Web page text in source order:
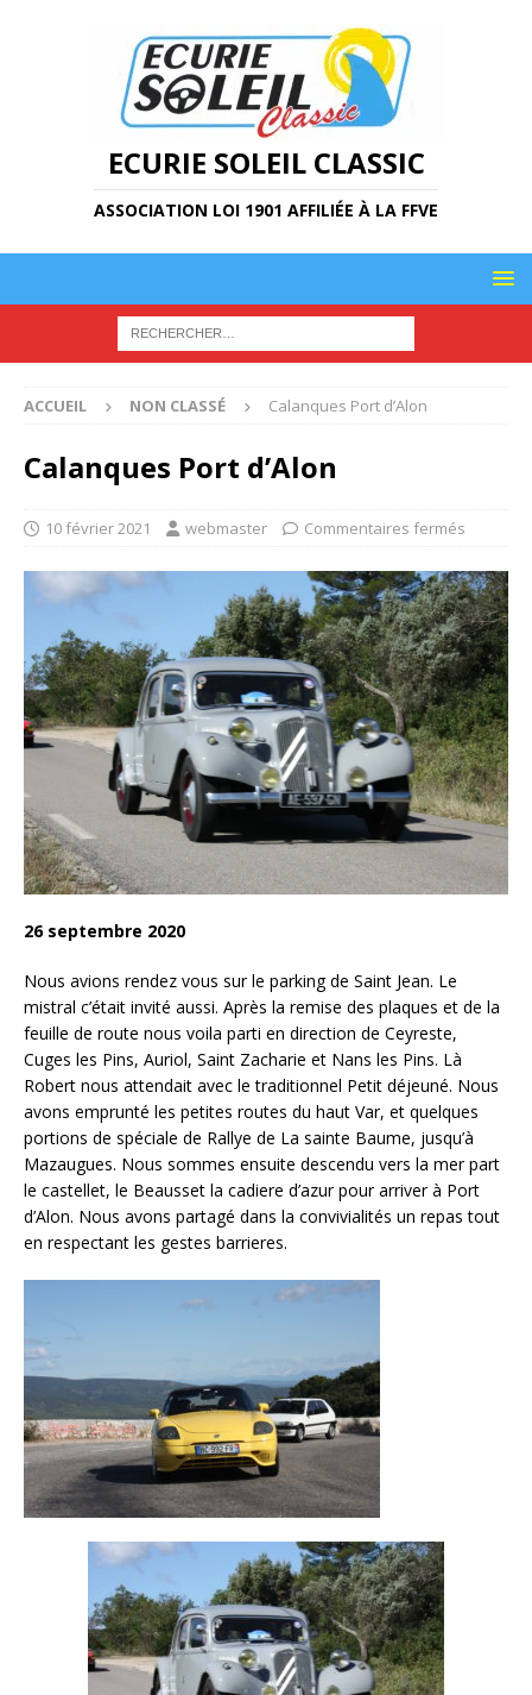
ECURIE SOLEIL CLASSIC
ASSOCIATION LOI 1901 AFFILIÉE À LA FFVE
ACCUEIL NON CLASSÉ Calanques Port d’Alon
Calanques Port d’Alon
10 février 2021 webmaster Commentaires fermés
26 septembre 2020
Nous avions rendez vous sur le parking de Saint Jean. Le
mistral c’était invité aussi. Après la remise des plaques et de la
feuille de route nous voila parti en direction de Ceyreste,
Cuges les Pins, Auriol, Saint Zacharie et Nans les Pins. Là
Robert nous attendait avec le traditionnel Petit déjeuné. Nous
avons emprunté les petites routes du haut Var, et quelques
portions de spéciale de Rallye de La sainte Baume, jusqu’à
Mazaugues. Nous sommes ensuite descendu vers la mer part
le castellet, le Beausset la cadiere d’azur pour arriver à Port
d’Alon. Nous avons partagé dans la convivialités un repas tout
en respectant les gestes barrieres.